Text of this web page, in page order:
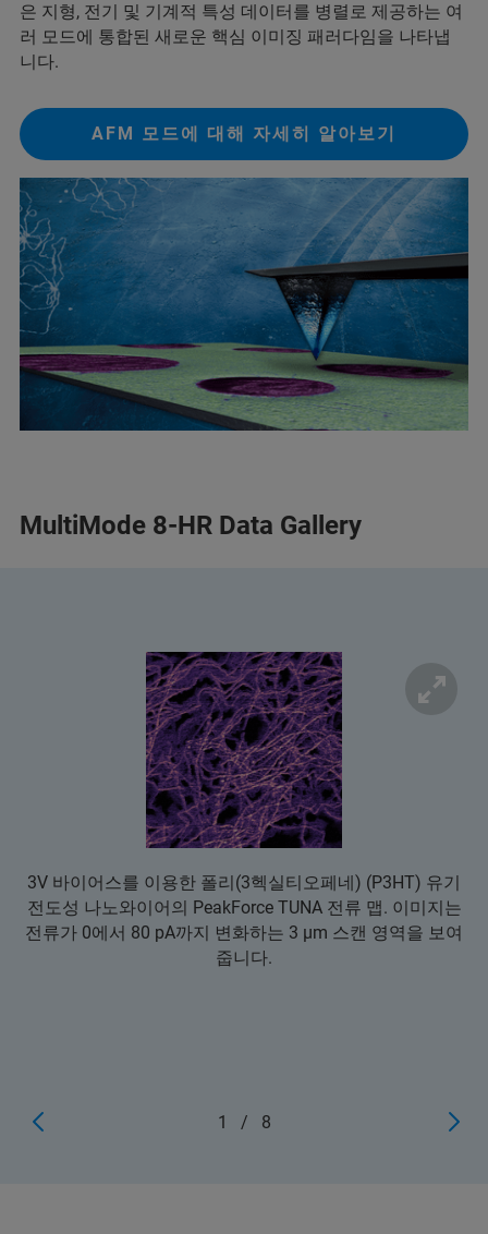
은 지형, 전기 및 기계적 특성 데이터를 병렬로 제공하는 여
러 모드에 통합된 새로운 핵심 이미징 패러다임을 나타냅
니다.
AFM 모드에 대해 자세히 알아보기
MultiMode 8-HR Data Gallery
3V 바이어스를 이용한 폴리(3헥실티오페네) (P3HT) 유기
전도성 나노와이어의 PeakForce TUNA 전류 맵. 이미지는
전류가 0에서 80 pA까지 변화하는 3 μm 스캔 영역을 보여
줍니다.
1 / 8